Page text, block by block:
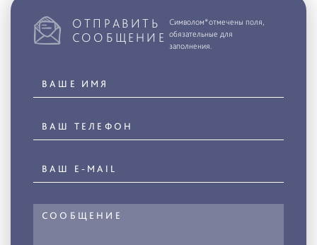
ОТПРАВИТЬ
СООБЩЕНИЕ
Символом*отмечены поля,
обязательные для
заполнения.